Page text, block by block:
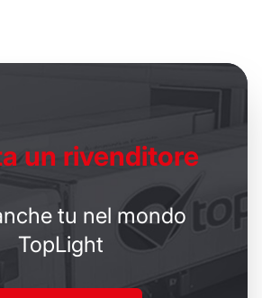
un rivenditore
tu nel mondo
TopLight